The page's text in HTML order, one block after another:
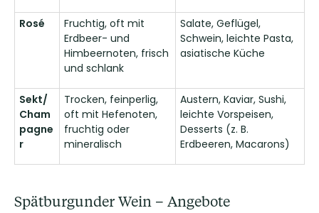
Rosé
Fruchtig, oft mit
Erdbeer- und
Himbeernoten, frisch
und schlank
Salate, Geflügel,
Schwein, leichte Pasta,
asiatische Küche
Sekt/
Cham
pagne
r
Trocken, feinperlig,
oft mit Hefenoten,
fruchtig oder
mineralisch
Austern, Kaviar, Sushi,
leichte Vorspeisen,
Desserts (z. B.
Erdbeeren, Macarons)
Spätburgunder Wein – Angebote